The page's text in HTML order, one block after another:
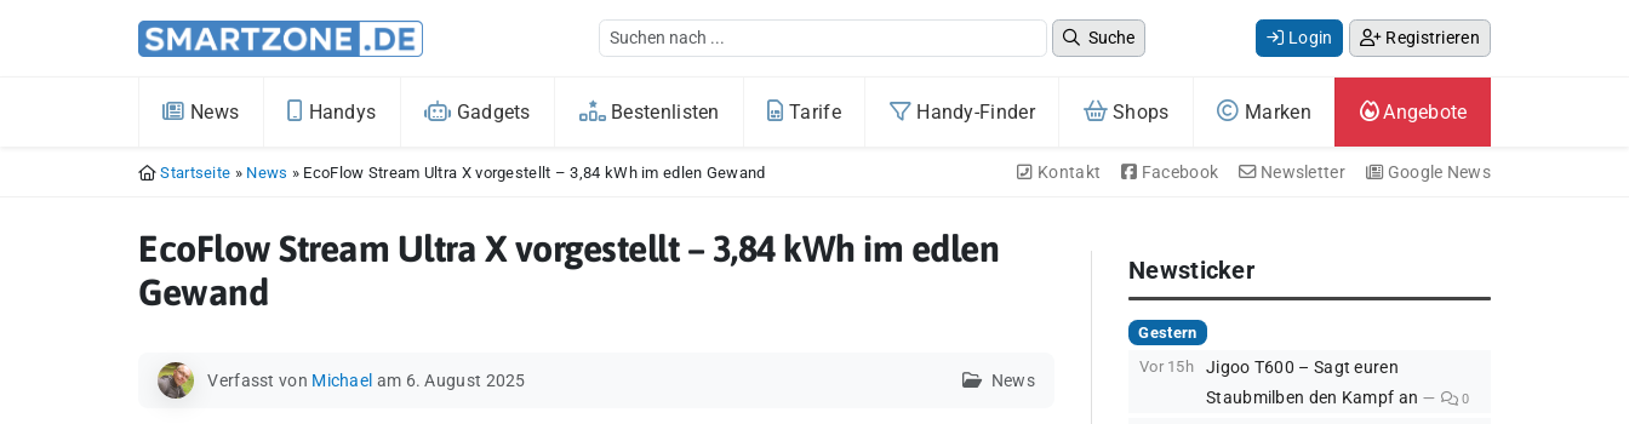
Suche Login Registrieren
News Handys Gadgets Bestenlisten Tarife Handy-Finder Shops Marken Angebote
Startseite » News » EcoFlow Stream Ultra X vorgestellt – 3,84 kWh im edlen Gewand Kontakt Facebook Newsletter Google News
EcoFlow Stream Ultra X vorgestellt – 3,84 kWh im edlen
Gewand
Verfasst von Michael am 6. August 2025 News
Newsticker
Gestern
Vor 15h
Jigoo T600 – Sagt euren
Staubmilben den Kampf an
0